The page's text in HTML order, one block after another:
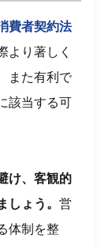
費者契約法
より著しく
また有利で
該当する可
け、客観的
しょう。営
体制を整